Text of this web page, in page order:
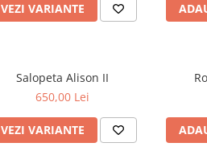
VEZI VARIANTE
Salopeta Alison II
650,00 Lei
VEZI VARIANTE